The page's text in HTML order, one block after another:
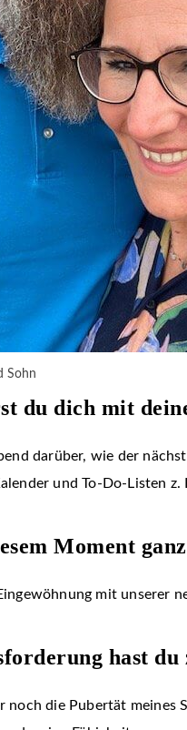
Sohn
du dich mit
darüber, wie der
und To-Do-Listen
Moment
mit unserer
hast
noch die Pubertät meines